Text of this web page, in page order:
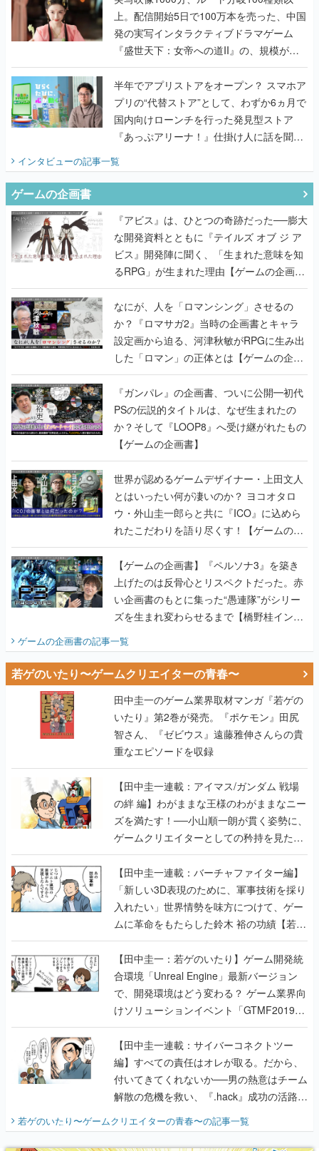
上。配信開始5日で100万本を売った、中国
発の実写インタラクティブドラマゲーム
『盛世天下：女帝への道II』の、規模が違
うこだわりをプロデューサーに聞いた
半年でアプリストアをオープン？ スマホア
プリの“代替ストア”として、わずか6ヵ月で
国内向けローンチを行った発見型ストア
『あっぷアリーナ！』仕掛け人に話を聞い
てみた
インタビューの記事一覧
ゲームの企画書
『アビス』は、ひとつの奇跡だった──膨大
な開発資料とともに『テイルズ オブ ジ ア
ビス』開発陣に聞く、「生まれた意味を知
るRPG」が生まれた理由【ゲームの企画
書】
なにが、人を「ロマンシング」させるの
か？『ロマサガ2』当時の企画書とキャラ
設定画から迫る、河津秋敏がRPGに生み出
した「ロマン」の正体とは【ゲームの企画
書】
『ガンパレ』の企画書、ついに公開━初代
PSの伝説的タイトルは、なぜ生まれたの
か？そして『LOOP8』へ受け継がれたもの
【ゲームの企画書】
世界が認めるゲームデザイナー・上田文人
とはいったい何が凄いのか？ ヨコオタロ
ウ・外山圭一郎らと共に『ICO』に込めら
れたこだわりを語り尽くす！【ゲームの企
画書】
【ゲームの企画書】『ペルソナ3』を築き
上げたのは反骨心とリスペクトだった。赤
い企画書のもとに集った“愚連隊”がシリー
ズを生まれ変わらせるまで【橋野桂インタ
ビュー】
ゲームの企画書の記事一覧
若ゲのいたり〜ゲームクリエイターの青春〜
田中圭一のゲーム業界取材マンガ『若ゲの
いたり』第2巻が発売。『ポケモン』田尻
智さん、『ゼビウス』遠藤雅伸さんらの貴
重なエピソードを収録
【田中圭一連載：アイマス/ガンダム 戦場
の絆 編】わがままな王様のわがままなニー
ズを満たす！──小山順一朗が貫く姿勢に、
ゲームクリエイターとしての矜持を見た
【若ゲのいたり最終回】
【田中圭一連載：バーチャファイター編】
「新しい3D表現のために、軍事技術を採り
入れたい」世界情勢を味方につけて、ゲー
ムに革命をもたらした鈴木 裕の功績【若ゲ
のいたり】
【田中圭一：若ゲのいたり】ゲーム開発統
合環境「Unreal Engine」最新バージョン
で、開発環境はどう変わる？ ゲーム業界向
けソリューションイベント「GTMF2019」
に行って、より理解を深めよう【PR】
【田中圭一連載：サイバーコネクトツー
編】すべての責任はオレが取る。だから、
付いてきてくれないか──男の熱意はチーム
解散の危機を救い、『.hack』成功の活路を
開く。業界の快男児・松山 洋に流れる血は
『少年ジャンプ』色だった【若ゲのいた
り】
若ゲのいたり〜ゲームクリエイターの青春〜の記事一覧